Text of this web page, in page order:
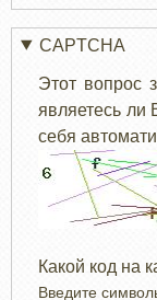
CAPTCHA
Этот вопрос
являетесь ли
себя
Какой код на
Введите